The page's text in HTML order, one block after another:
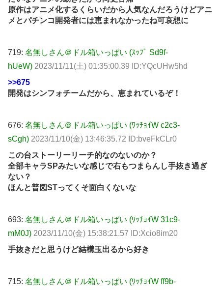
原作はアニメ化するくらいだから人気なんだろうけどアニ
メとパチンコ開発者には恵まれなかったね可哀想に
719: 名無しさん＠ドル箱いっぱい (ｽｯﾌﾟ Sd9f-
hUeW) 2023/11/11(土) 01:35:00.39 ID:YQcUHw5hd
>>675
開発はシンフォチームだから、恵まれているぞ！
676: 名無しさん＠ドル箱いっぱい (ﾜｯﾁｮｲW c2c3-
sCgh) 2023/11/10(金) 13:46:35.72 ID:bveFkCLr0
この台ストーリーリーチ的なのないのか？
全部キャラSPみたいな感じで右もつまらんし手抜き過ぎ
ない？
ほんと普図STってくそ面白くないな
693: 名無しさん＠ドル箱いっぱい (ﾜｯﾁｮｲW 31c9-
mM0J) 2023/11/10(金) 15:38:21.57 ID:Xcio8im20
手抜きだと思うけど結構玉出るから好き
715: 名無しさん＠ドル箱いっぱい (ﾜｯﾁｮｲW ff9b-